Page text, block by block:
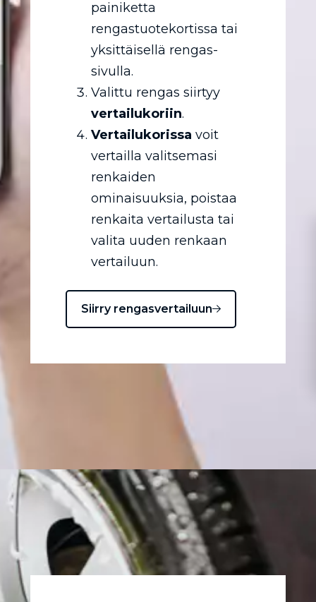
painiketta
rengastuotekortissa tai
yksittäisellä rengas-
sivulla.
Valittu rengas siirtyy
vertailukoriin.
Vertailukorissa voit
vertailla valitsemasi
renkaiden
ominaisuuksia, poistaa
renkaita vertailusta tai
valita uuden renkaan
vertailuun.
Siirry rengasvertailuun